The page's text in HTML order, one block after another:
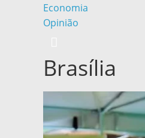
Economia
Opinião
Brasília